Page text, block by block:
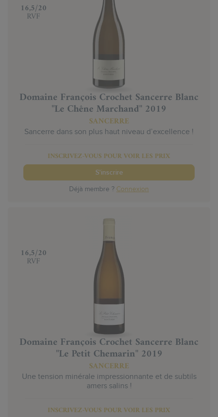
‍16,5/20
RVF
Domaine François Crochet Sancerre Blanc
"Le Chêne Marchand" 2019
SANCERRE
Sancerre dans son plus haut niveau d’excellence !
INSCRIVEZ-VOUS POUR VOIR LES PRIX
S'inscrire
Déjà membre ? Connexion
‍16,5/20
RVF
Domaine François Crochet Sancerre Blanc
"Le Petit Chemarin" 2019
SANCERRE
Une tension minérale impressionnante et de subtils
amers salins !
INSCRIVEZ-VOUS POUR VOIR LES PRIX